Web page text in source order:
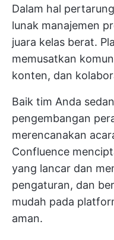
Dalam hal
lunak manajemen
juara kelas berat.
memusatkan
konten, dan
Baik tim Anda
pengembangan
merencanakan
Confluence
yang lancar dan
pengaturan, dan
mudah pada
aman.